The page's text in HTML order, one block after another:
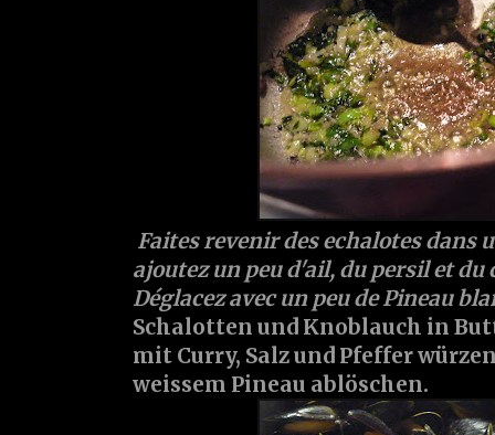
Faites revenir des echalotes dans
ajoutez un peu d'ail, du persil et du
Déglacez avec un peu de Pineau
Schalotten und Knoblauch in
mit Curry, Salz und Pfeffer
weissem Pineau ablöschen.